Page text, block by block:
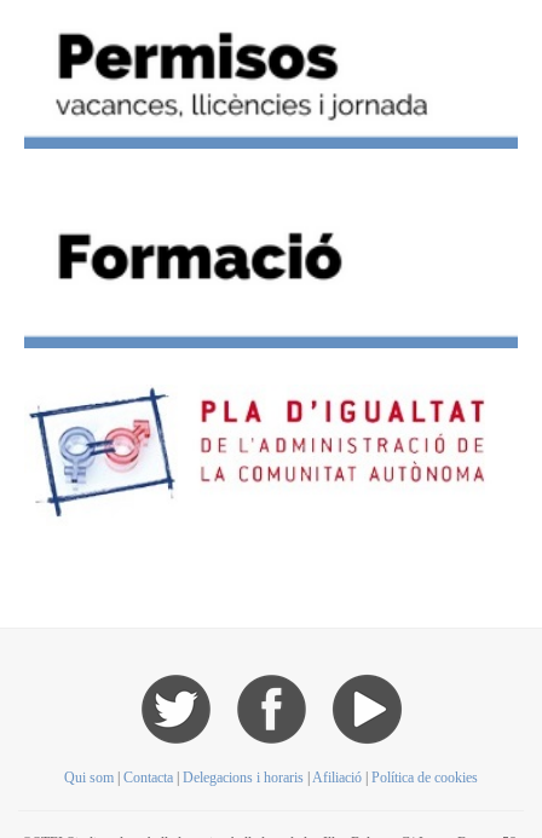
Qui som Contacta Delegacions i horaris Afiliació Política de cookies